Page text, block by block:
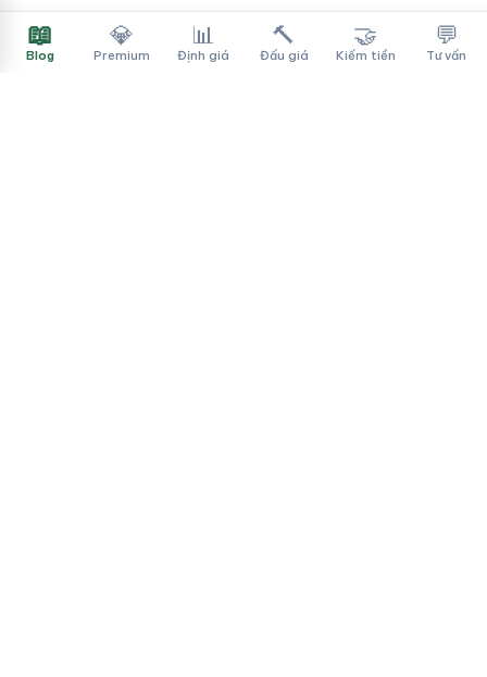
📖
Blog
💎
Premium
📊
Định giá
🔨
Đấu giá
🤝
Kiếm tiền
💬
Tư vấn